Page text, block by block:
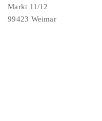
Markt 11/12
99423 Weimar